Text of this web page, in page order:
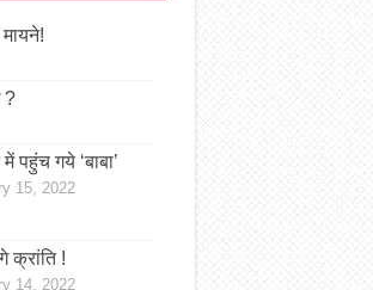
?
पहुंच गये ‘बाबा’
15, 2022
क्रांति !
14, 2022